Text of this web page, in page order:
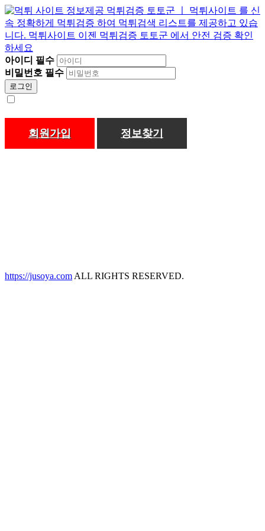
아이디 필수
비밀번호 필수
로그인
회원가입 정보찾기
https://jusoya.comALL RIGHTS RESERVED.